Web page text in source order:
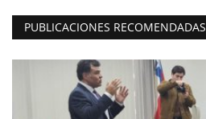
PUBLICACIONES RECOMENDADAS